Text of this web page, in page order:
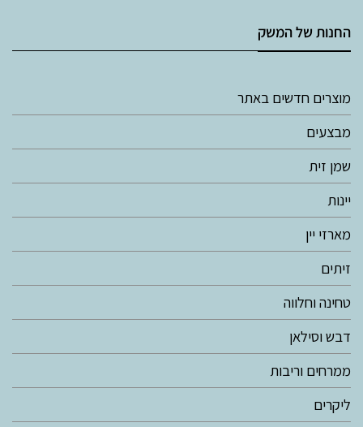
החנות של המשק
מוצרים חדשים באתר
מבצעים
שמן זית
יינות
מארזי יין
זיתים
טחינה וחלווה
דבש וסילאן
ממרחים וריבות
ליקרים